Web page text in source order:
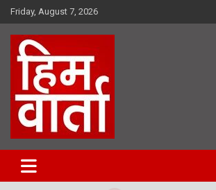
Skip
to
content
Friday, August 7, 2026
Him Varta